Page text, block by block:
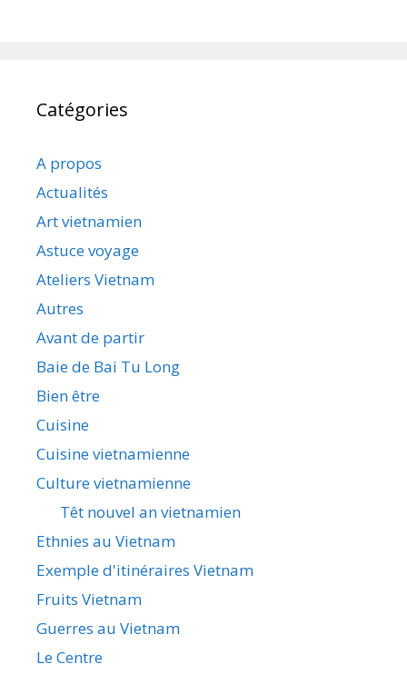
Catégories
A propos
Actualités
Art vietnamien
Astuce voyage
Ateliers Vietnam
Autres
Avant de partir
Baie de Bai Tu Long
Bien être
Cuisine
Cuisine vietnamienne
Culture vietnamienne
Têt nouvel an vietnamien
Ethnies au Vietnam
Exemple d'itinéraires Vietnam
Fruits Vietnam
Guerres au Vietnam
Le Centre